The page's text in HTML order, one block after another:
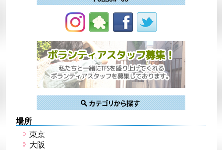
場所
東京
大阪